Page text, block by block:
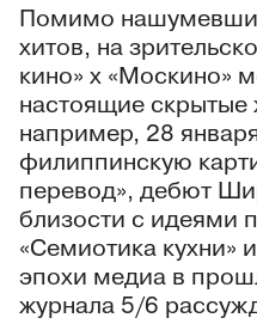
Помимо
хитов, на
кино» х «Москино»
настоящие
например, 28
филиппинскую
перевод», дебют
близости с идеями
«Семиотика кухни»
эпохи медиа в
журнала 5/6